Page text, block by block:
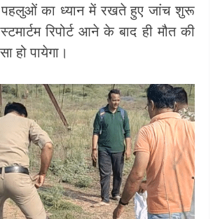
पहलुओं का ध्यान में रखते हुए जांच शुरू
रिपोर्ट आने के बाद ही मौत की
हो पायेगा।